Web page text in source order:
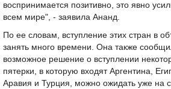
воспринимается позитивно, это явно
всем мире", - заявила Ананд.
По ее словам, вступление этих стран в
занять много времени. Она также
возможное решение о вступлении
пятерки, в которую входят Аргентина,
Аравия и Турция, можно ожидать уже на